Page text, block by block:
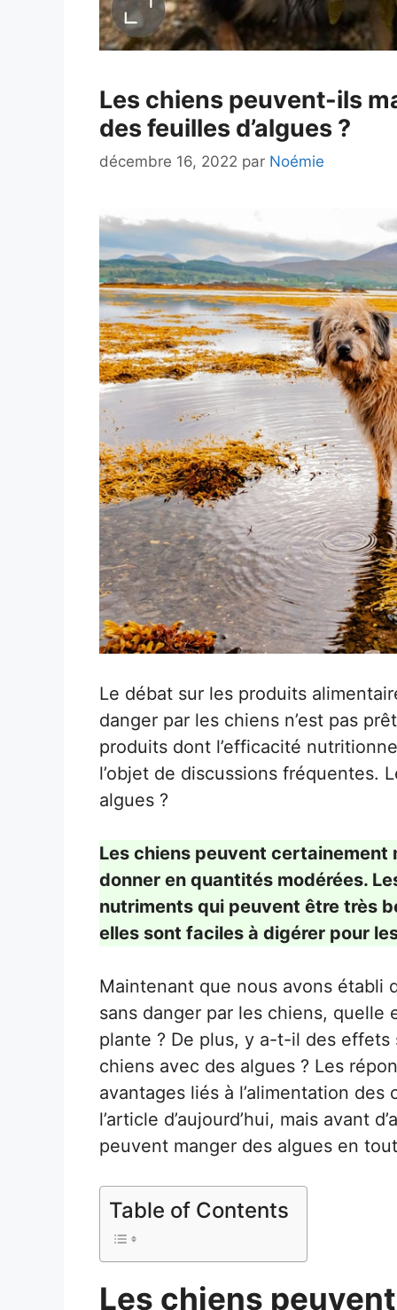
Les chiens peuvent-ils
des feuilles d’algues ?
décembre 16, 2022 par Noémie
Le débat sur les produits
danger par les chiens n’est pas
produits dont l’efficacité
l’objet de discussions fréquentes.
algues ?
Les chiens peuvent certainement
donner en quantités modérées.
nutriments qui peuvent être très
elles sont faciles à digérer pour
Maintenant que nous avons établi
sans danger par les chiens,
plante ? De plus, y a-t-il des effets
chiens avec des algues ? Les
avantages liés à l’alimentation
l’article d’aujourd’hui, mais avant
peuvent manger des algues en
Table of Contents
Les chiens